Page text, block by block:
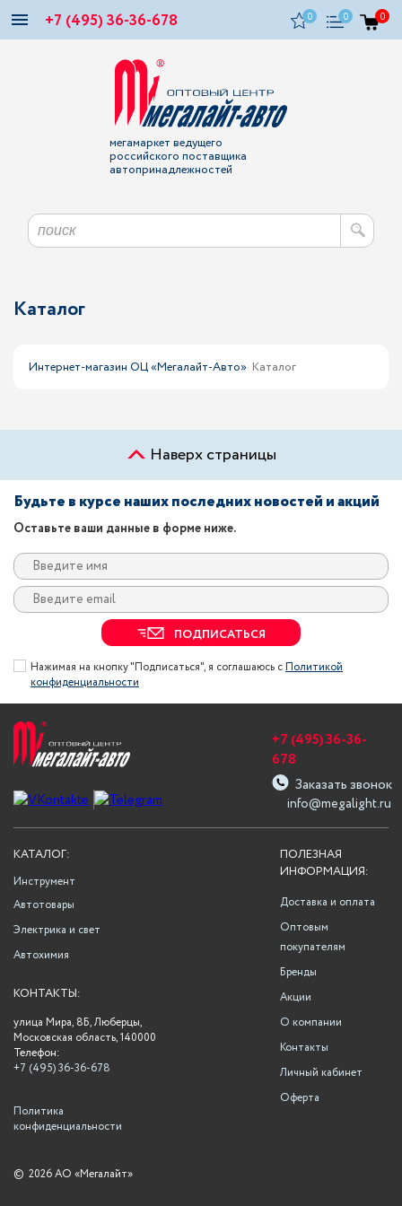
+7 (495) 36-36-678 0 0 0
мегамаркет ведущего
российского поставщика
автопринадлежностей
Каталог
Интернет-магазин ОЦ «Мегалайт-Авто» Каталог
Наверх страницы
Будьте в курсе наших последних новостей и акций
Оставьте ваши данные в форме ниже.
ПОДПИСАТЬСЯ
Нажимая на кнопку "Подписаться", я соглашаюсь сПолитикой
конфиденциальности
info@megalight.ru
+7 (495) 36-36-
678
Заказать звонок
ПОЛЕЗНАЯ
ИНФОРМАЦИЯ:
Доставка и оплата
Оптовым
покупателям
Бренды
Акции
О компании
Контакты
Личный кабинет
Оферта
КАТАЛОГ:
Инструмент
Автотовары
Электрика и свет
Автохимия
КОНТАКТЫ:
улица Мира, 8Б, Люберцы,
Московская область, 140000
Телефон:
+7 (495) 36-36-678
Политика
конфиденциальности
© 2026 АО «Мегалайт»